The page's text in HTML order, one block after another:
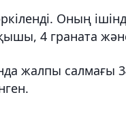
Оның
4 граната
жалпы салмағы